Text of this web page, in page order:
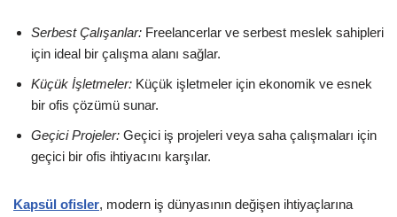
Serbest Çalışanlar: Freelancerlar ve serbest meslek sahipleri
için ideal bir çalışma alanı sağlar.
Küçük İşletmeler: Küçük işletmeler için ekonomik ve esnek
bir ofis çözümü sunar.
Geçici Projeler: Geçici iş projeleri veya saha çalışmaları için
geçici bir ofis ihtiyacını karşılar.
Kapsül ofisler, modern iş dünyasının değişen ihtiyaçlarına